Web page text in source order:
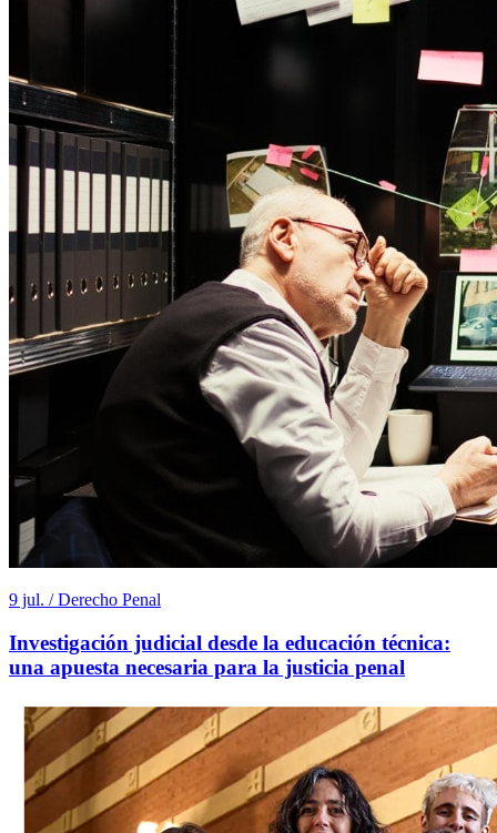
9 jul. / Derecho Penal
Investigación judicial desde la educación técnica:
una apuesta necesaria para la justicia penal